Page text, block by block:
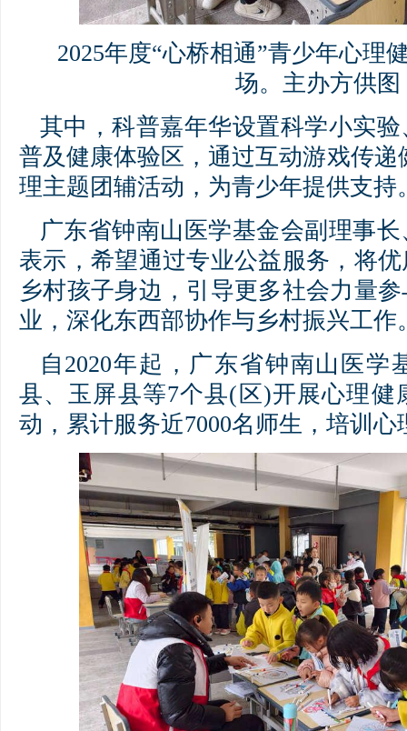
2025年度“心桥相通”青少年心理
场。主办方供图
其中，科普嘉年华设置科学小实
普及健康体验区，通过互动游戏传
理主题团辅活动，为青少年提供支持
广东省钟南山医学基金会副理事
表示，希望通过专业公益服务，将
乡村孩子身边，引导更多社会力量
业，深化东西部协作与乡村振兴工作
自2020年起，广东省钟南山医学
县、玉屏县等7个县(区)开展心理健
动，累计服务近7000名师生，培训心